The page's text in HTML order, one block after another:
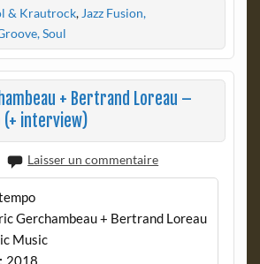
& Krautrock, Jazz Fusion,
Soul
+ Bertrand Loreau –
(+ interview)
Laisser un commentaire
Gerchambeau + Bertrand Loreau
Music
2018